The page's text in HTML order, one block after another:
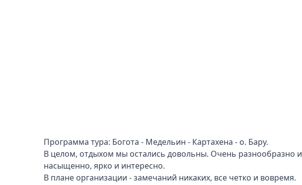
Программа тура: Богота - Медельин - Картахена - о. Бару.
В целом, отдыхом мы остались довольны. Очень разнообразно и
насыщенно, ярко и интересно.
В плане организации - замечаний никаких, все четко и вовремя.